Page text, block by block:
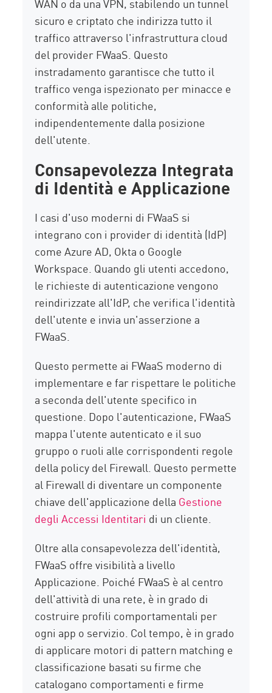
WAN o da una VPN, stabilendo un tunnel
sicuro e criptato che indirizza tutto il
traffico attraverso l'infrastruttura cloud
del provider FWaaS. Questo
instradamento garantisce che tutto il
traffico venga ispezionato per minacce e
conformità alle politiche,
indipendentemente dalla posizione
dell'utente.
Consapevolezza Integrata
di Identità e Applicazione
I casi d'uso moderni di FWaaS si
integrano con i provider di identità (IdP)
come Azure AD, Okta o Google
Workspace. Quando gli utenti accedono,
le richieste di autenticazione vengono
reindirizzate all'IdP, che verifica l'identità
dell'utente e invia un'asserzione a
FWaaS.
Questo permette ai FWaaS moderno di
implementare e far rispettare le politiche
a seconda dell'utente specifico in
questione. Dopo l'autenticazione, FWaaS
mappa l'utente autenticato e il suo
gruppo o ruoli alle corrispondenti regole
della policy del Firewall. Questo permette
al Firewall di diventare un componente
chiave dell'applicazione della Gestione
degli Accessi Identitari di un cliente.
Oltre alla consapevolezza dell'identità,
FWaaS offre visibilità a livello
Applicazione. Poiché FWaaS è al centro
dell'attività di una rete, è in grado di
costruire profili comportamentali per
ogni app o servizio. Col tempo, è in grado
di applicare motori di pattern matching e
classificazione basati su firme che
catalogano comportamenti e firme